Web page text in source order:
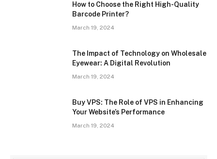
How to Choose the Right High-Quality
Barcode Printer?
March 19, 2024
The Impact of Technology on Wholesale
Eyewear: A Digital Revolution
March 19, 2024
Buy VPS: The Role of VPS in Enhancing
Your Website’s Performance
March 19, 2024